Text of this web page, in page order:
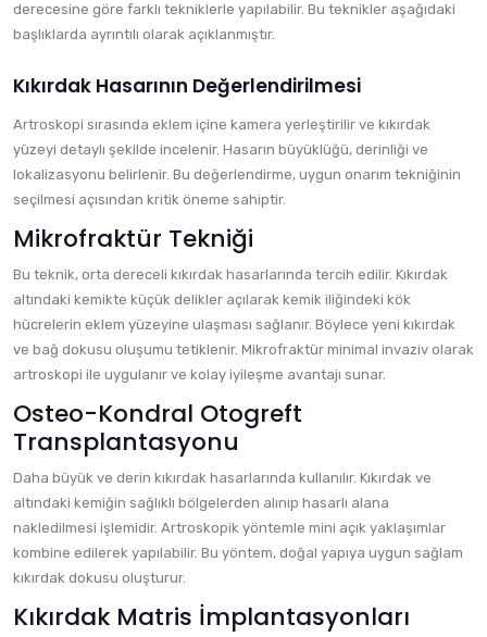
derecesine göre farklı tekniklerle yapılabilir. Bu teknikler aşağıdaki
başlıklarda ayrıntılı olarak açıklanmıştır.
Kıkırdak Hasarının Değerlendirilmesi
Artroskopi sırasında eklem içine kamera yerleştirilir ve kıkırdak
yüzeyi detaylı şekilde incelenir. Hasarın büyüklüğü, derinliği ve
lokalizasyonu belirlenir. Bu değerlendirme, uygun onarım tekniğinin
seçilmesi açısından kritik öneme sahiptir.
Mikrofraktür Tekniği
Bu teknik, orta dereceli kıkırdak hasarlarında tercih edilir. Kıkırdak
altındaki kemikte küçük delikler açılarak kemik iliğindeki kök
hücrelerin eklem yüzeyine ulaşması sağlanır. Böylece yeni kıkırdak
ve bağ dokusu oluşumu tetiklenir. Mikrofraktür minimal invaziv olarak
artroskopi ile uygulanır ve kolay iyileşme avantajı sunar.
Osteo-Kondral Otogreft
Transplantasyonu
Daha büyük ve derin kıkırdak hasarlarında kullanılır. Kıkırdak ve
altındaki kemiğin sağlıklı bölgelerden alınıp hasarlı alana
nakledilmesi işlemidir. Artroskopik yöntemle mini açık yaklaşımlar
kombine edilerek yapılabilir. Bu yöntem, doğal yapıya uygun sağlam
kıkırdak dokusu oluşturur.
Kıkırdak Matris İmplantasyonları